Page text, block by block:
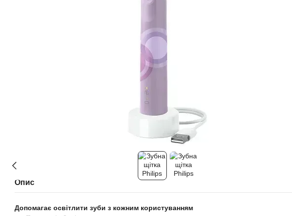
Опис
Допомагає освітлити зуби з кожним користуванням